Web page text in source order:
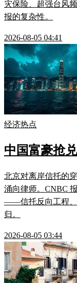
灾保险、超强台风
报的复杂性。
2026-08-05 04:41
经济热点
中国富豪抢
北京对离岸信托的
涌向律师。CNBC
——信托反向工程、
归。
2026-08-05 03:44